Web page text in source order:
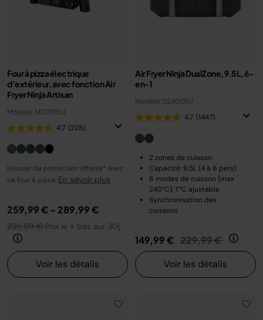
Four à pizza électrique
d’extérieur, avec fonction Air
Fryer Ninja Artisan
Modèle: MO201EU
4.7 (228)
Housse de protection offerte* avec
ce four à pizza. En savoir plus
259,99 €- 289,99 €
239,99 €Prix le + bas sur 30j
Voir les détails
Air Fryer Ninja DualZone, 9.5L, 6-
en-1
Modèle: DZ400EU
4.7 (1447)
2 zones de cuisson
Capacité: 9.5L (4 à 6 pers)
6 modes de cuisson (max
240°C), T°C ajustable
Synchronisation des
cuissons
149,99 € Prix réduit de
229,99 € au
Voir les détails